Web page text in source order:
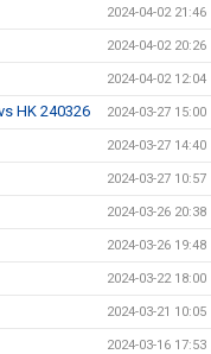
2024-04-02 21:46
2024-04-02 20:26
2024-04-02 12:04
HK 240326 2024-03-27 15:00
2024-03-27 14:40
2024-03-27 10:57
2024-03-26 20:38
2024-03-26 19:48
2024-03-22 18:00
2024-03-21 10:05
2024-03-16 17:53